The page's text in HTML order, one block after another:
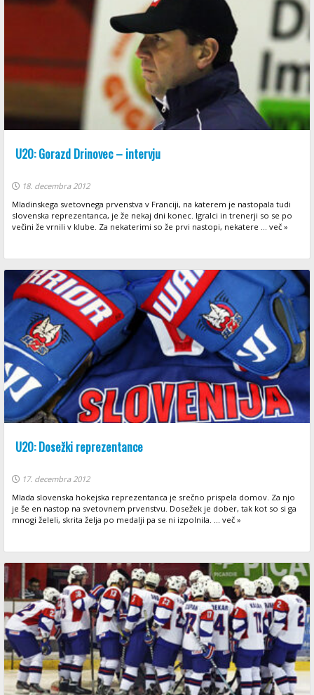
U20: Gorazd Drinovec – intervju
18. decembra 2012
Mladinskega svetovnega prvenstva v Franciji, na katerem je nastopala tudi
slovenska reprezentanca, je že nekaj dni konec. Igralci in trenerji so se po
večini že vrnili v klube. Za nekaterimi so že prvi nastopi, nekatere ... več »
U20: Dosežki reprezentance
17. decembra 2012
Mlada slovenska hokejska reprezentanca je srečno prispela domov. Za njo
je še en nastop na svetovnem prvenstvu. Dosežek je dober, tak kot so si ga
mnogi želeli, skrita želja po medalji pa se ni izpolnila. ... več »